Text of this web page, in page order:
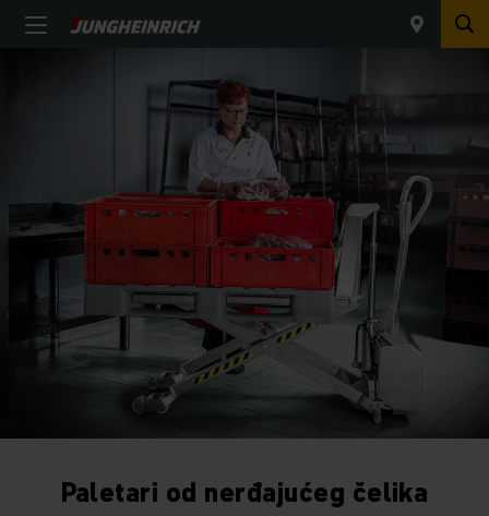
Paletari od nerđajućeg čelika